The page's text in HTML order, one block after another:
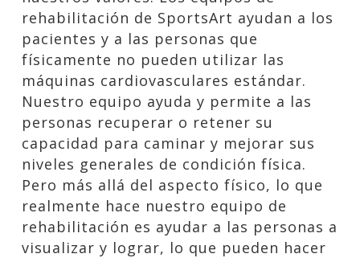
rehabilitación de SportsArt ayudan a los
pacientes y a las personas que
físicamente no pueden utilizar las
máquinas cardiovasculares estándar.
Nuestro equipo ayuda y permite a las
personas recuperar o retener su
capacidad para caminar y mejorar sus
niveles generales de condición física.
Pero más allá del aspecto físico, lo que
realmente hace nuestro equipo de
rehabilitación es ayudar a las personas a
visualizar y lograr, lo que pueden hacer